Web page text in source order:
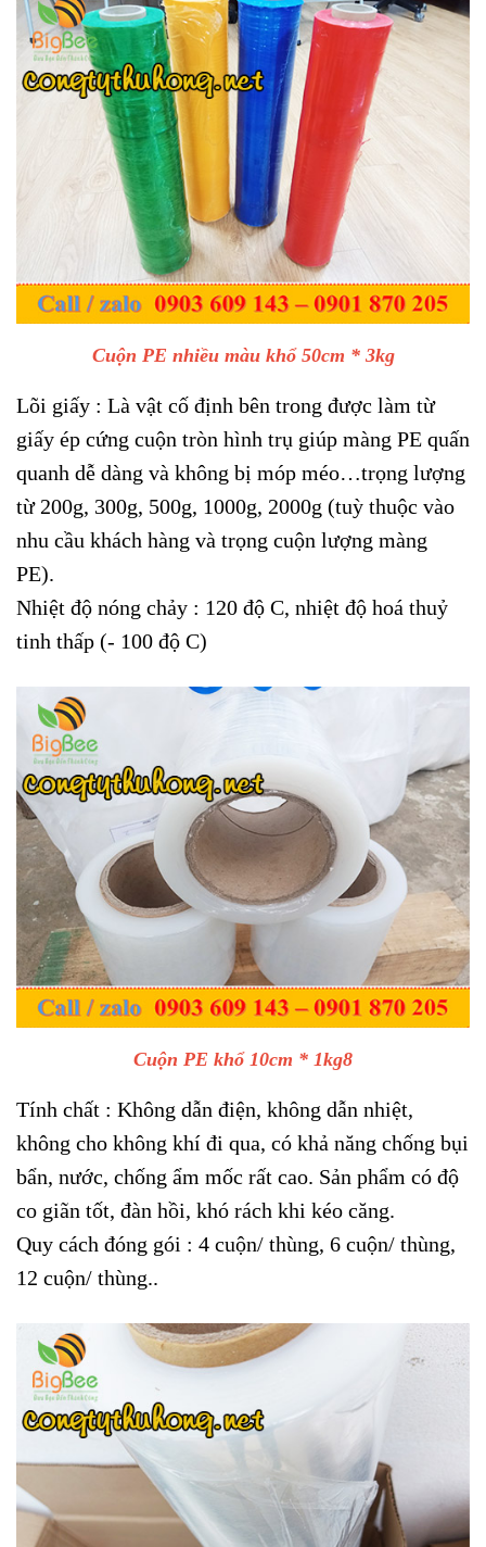
Cuộn PE nhiều màu khổ 50cm * 3kg
Lõi giấy : Là vật cố định bên trong được làm từ
giấy ép cứng cuộn tròn hình trụ giúp màng PE quấn
quanh dễ dàng và không bị móp méo…trọng lượng
từ 200g, 300g, 500g, 1000g, 2000g (tuỳ thuộc vào
nhu cầu khách hàng và trọng cuộn lượng màng
PE).
Nhiệt độ nóng chảy : 120 độ C, nhiệt độ hoá thuỷ
tinh thấp (- 100 độ C)
Cuộn PE khổ 10cm * 1kg8
Tính chất : Không dẫn điện, không dẫn nhiệt,
không cho không khí đi qua, có khả năng chống bụi
bẩn, nước, chống ẩm mốc rất cao. Sản phẩm có độ
co giãn tốt, đàn hồi, khó rách khi kéo căng.
Quy cách đóng gói : 4 cuộn/ thùng, 6 cuộn/ thùng,
12 cuộn/ thùng..